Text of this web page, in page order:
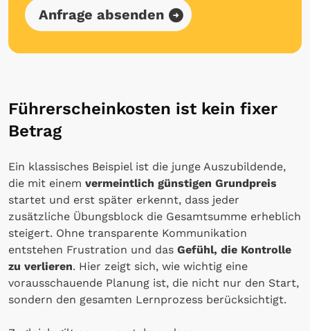
Anfrage absenden
Führerscheinkosten ist kein fixer
Betrag
Ein klassisches Beispiel ist die junge Auszubildende,
die mit einem vermeintlich günstigen Grundpreis
startet und erst später erkennt, dass jeder
zusätzliche Übungsblock die Gesamtsumme erheblich
steigert. Ohne transparente Kommunikation
entstehen Frustration und das Gefühl, die Kontrolle
zu verlieren. Hier zeigt sich, wie wichtig eine
vorausschauende Planung ist, die nicht nur den Start,
sondern den gesamten Lernprozess berücksichtigt.